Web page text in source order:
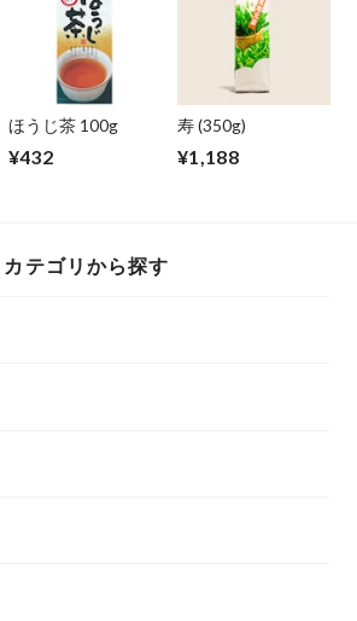
ほうじ茶 100g
¥432
寿 (350g)
¥1,188
カテゴリから探す